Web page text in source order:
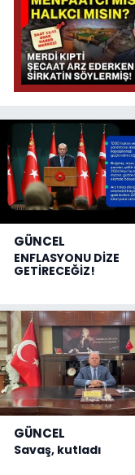
GÜNCEL
ENFLASYONU DİZE
GETİRECEĞİZ!
GÜNCEL
Savaş, kutladı